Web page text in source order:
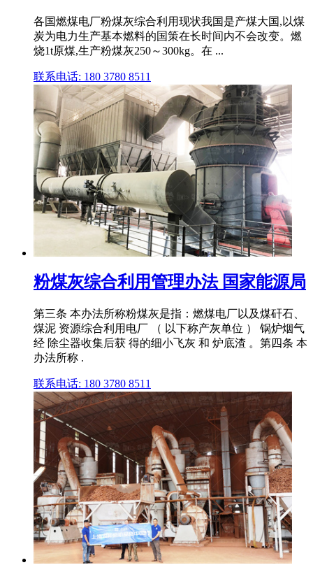
各国燃煤电厂粉煤灰综合利用现状我国是产煤大国,以煤
炭为电力生产基本燃料的国策在长时间内不会改变。燃
烧1t原煤,生产粉煤灰250～300kg。在 ...
联系电话: 180 3780 8511
粉煤灰综合利用管理办法 国家能源局
第三条 本办法所称粉煤灰是指：燃煤电厂以及煤矸石、
煤泥 资源综合利用电厂 （ 以下称产灰单位 ） 锅炉烟气
经 除尘器收集后获 得的细小飞灰 和 炉底渣 。第四条 本
办法所称 .
联系电话: 180 3780 8511